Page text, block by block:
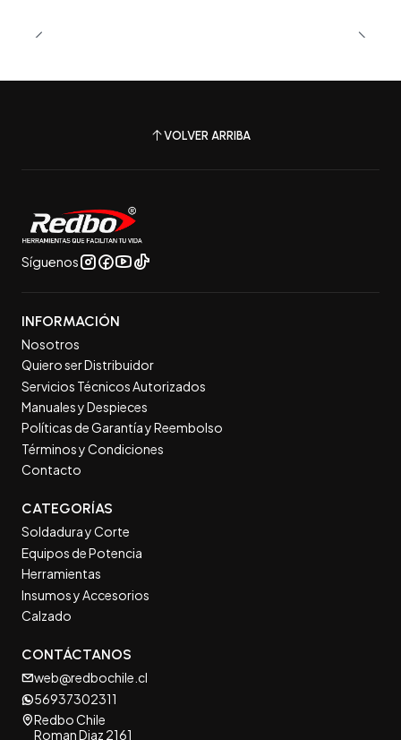
VOLVER ARRIBA
Síguenos
INFORMACIÓN
Nosotros
Quiero ser Distribuidor
Servicios Técnicos Autorizados
Manuales y Despieces
Políticas de Garantía y Reembolso
Términos y Condiciones
Contacto
CATEGORÍAS
Soldadura y Corte
Equipos de Potencia
Herramientas
Insumos y Accesorios
Calzado
CONTÁCTANOS
web@redbochile.cl
56937302311
Redbo Chile
Roman Diaz 2161